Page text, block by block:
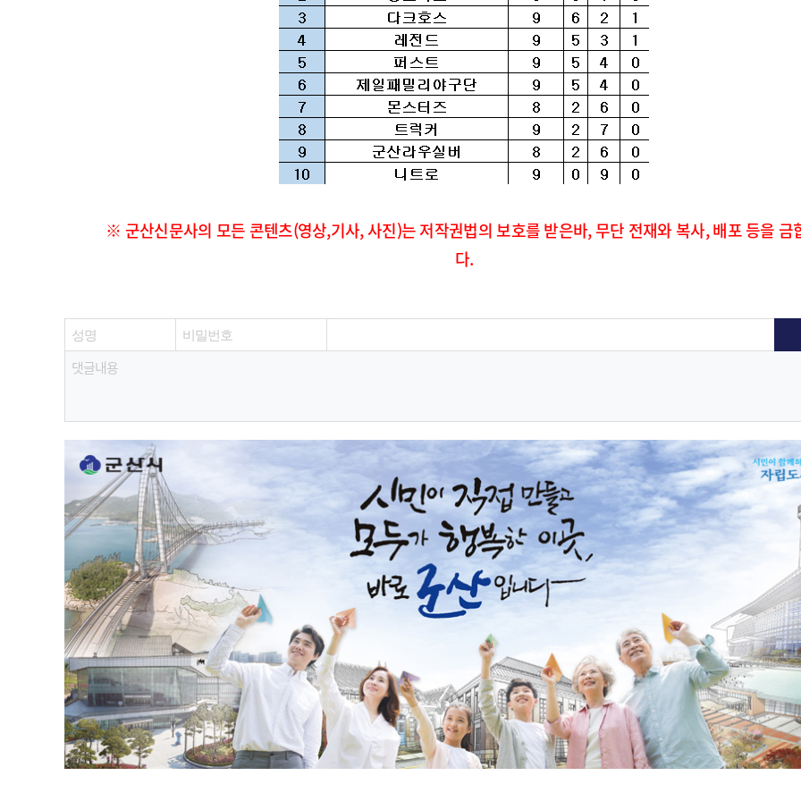
※ 군산신문사의 모든 콘텐츠(영상,기사, 사진)는 저작권법의 보호를 받은바, 무단 전재와 복사, 배포 등을 금
다.